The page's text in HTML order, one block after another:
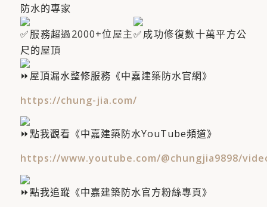
防水的專家
服務超過2000+位屋主​
成功修復數十萬平方公
尺的屋頂
屋頂漏水整修服務《中嘉建築防水官網》
https://chung-jia.com/
點我觀看《中嘉建築防水YouTube頻道》
https://www.youtube.com/@chungjia9898/
點我追蹤《中嘉建築防水官方粉絲專頁》